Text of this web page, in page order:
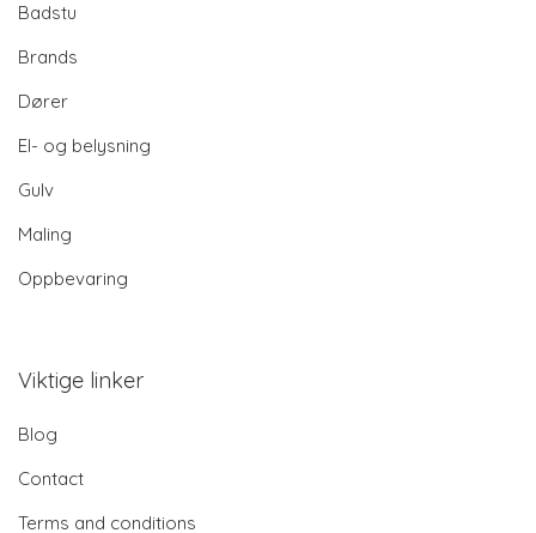
Badstu
Brands
Dører
El- og belysning
Gulv
Maling
Oppbevaring
Viktige linker
Blog
Contact
Terms and conditions